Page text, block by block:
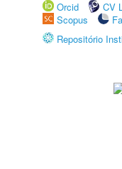
Orcid
CV
Scopus
Repositório